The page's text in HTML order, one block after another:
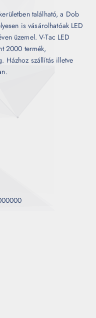
található, a Dob
is vásárolhatóak LED
üzemel. V-Tac LED
2000 termék,
Házhoz szállítás illetve